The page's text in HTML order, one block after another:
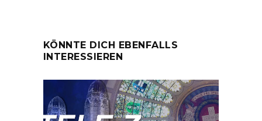
KÖNNTE DICH EBENFALLS
INTERESSIEREN